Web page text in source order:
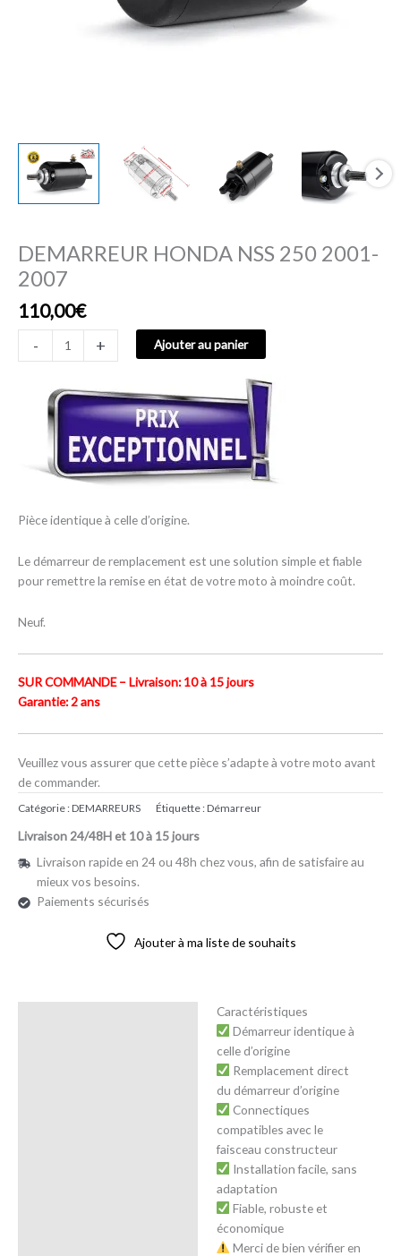
DEMARREUR HONDA NSS 250 2001-
2007
110,00€
- + Ajouter au panier
Pièce identique à celle d’origine.
Le démarreur de remplacement est une solution simple et fiable
pour remettre la remise en état de votre moto à moindre coût.
Neuf.
SUR COMMANDE – Livraison: 10 à 15 jours
Garantie: 2 ans
Veuillez vous assurer que cette pièce s’adapte à votre moto avant
de commander.
Catégorie :DEMARREURS Étiquette :Démarreur
Livraison 24/48H et 10 à 15 jours
Livraison rapide en 24 ou 48h chez vous, afin de satisfaire au
mieux vos besoins.
Paiements sécurisés
Ajouter à ma liste de souhaits
Caractéristiques
Démarreur identique à
celle d’origine
Remplacement direct
du démarreur d’origine
Connectiques
compatibles avec le
faisceau constructeur
Installation facile, sans
adaptation
Fiable, robuste et
économique
Merci de bien vérifier en